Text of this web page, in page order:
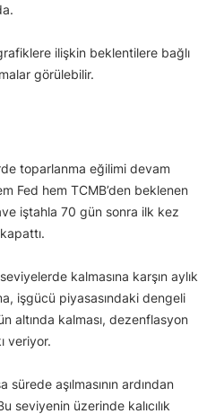
ilişkin beklentilere bağlı
görülebilir.
toparlanma eğilimi devam
Fed hem TCMB’den beklenen
iştahla 70 gün sonra ilk kez
kalmasına karşın aylık
işgücü piyasasındaki dengeli
altında kalması, dezenflasyon
veriyor.
sürede aşılmasının ardından
seviyenin üzerinde kalıcılık